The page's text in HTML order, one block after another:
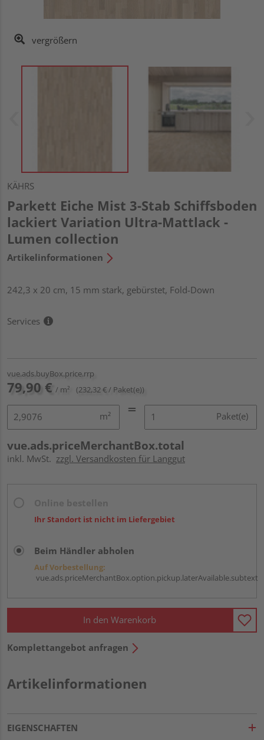
vergrößern
KÄHRS
Parkett Eiche Mist 3-Stab Schiffsboden
lackiert Variation Ultra-Mattlack -
Lumen collection
Artikelinformationen
242,3 x 20 cm, 15 mm stark, gebürstet, Fold-Down
Services
vue.ads.buyBox.price.rrp
79,90 € / m² (232,32 € / Paket(e))
m² Paket(e)
vue.ads.priceMerchantBox.total
inkl. MwSt. zzgl. Versandkosten für Langgut
Ihr Standort ist nicht im Liefergebiet
Beim Händler abholen
Auf Vorbestellung:
vue.ads.priceMerchantBox.option.pickup.laterAvailable.subtext
In den Warenkorb
Komplettangebot anfragen
Artikelinformationen
EIGENSCHAFTEN